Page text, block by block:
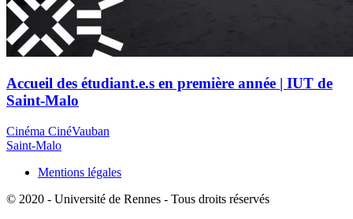
Accueil des étudiant.e.s en première année | IUT de
Saint-Malo
Cinéma CinéVauban
Saint-Malo
Mentions légales
© 2020 - Université de Rennes - Tous droits réservés